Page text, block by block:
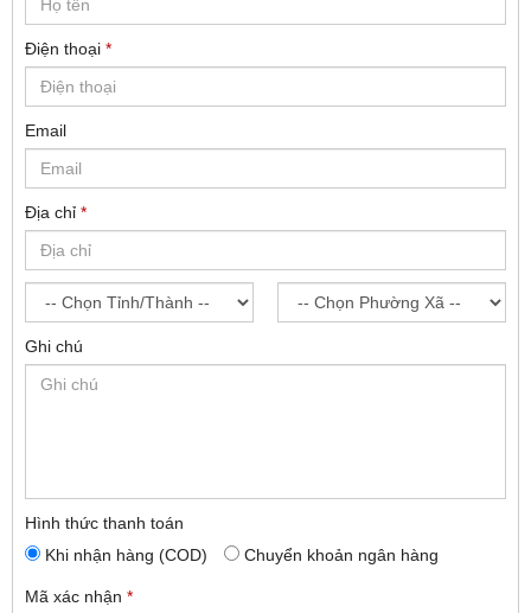
Điện thoại *
Email
Địa chỉ *
Ghi chú
Hình thức thanh toán
Khi nhận hàng (COD)
Chuyển khoản ngân hàng
Mã xác nhận *